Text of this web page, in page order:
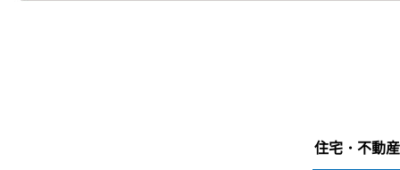
住宅・不動